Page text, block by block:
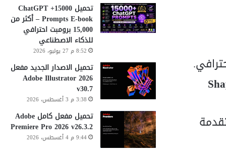
تحميل 15000+ ChatGPT
Prompts E-book – أكثر من
15,000 برومبت احترافي
للذكاء الاصطناعي
8:52 م 27 يوليو، 2026
تحميل الاصدار الجديد مفعل
Adobe Illustrator 2026
v30.7
3:38 م 3 أغسطس، 2026
تحميل مفعل كامل Adobe
Premiere Pro 2026 v26.3.2
9:44 م 4 أغسطس، 2026